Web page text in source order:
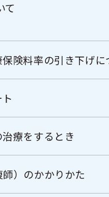
て
険料率の引き下げに
療をするとき
）のかかりかた